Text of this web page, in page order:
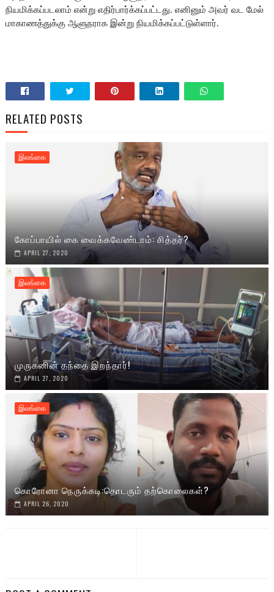
நியமிக்கப்படலாம் என்று எதிர்பார்க்கப்பட்டது. எனினும் அவர் வட மேல்
மாகாணத்துக்கு ஆளுநராக இன்று நியமிக்கப்பட்டுள்ளார்.
RELATED POSTS
இலங்கை
கோப்பாயில் கை வைக்கவேண்டாம்: சித்தர்?
APRIL 27, 2020
இலங்கை
முருகனின் தந்தை இறந்தார்!
APRIL 27, 2020
இலங்கை
கொரோனா நெருக்கடி:தொடரும் தற்கொலைகள்?
APRIL 26, 2020